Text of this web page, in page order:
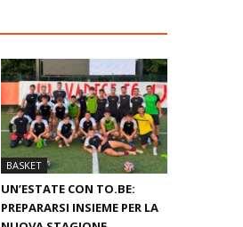
BASKET
UN’ESTATE CON TO.BE:
PREPARARSI INSIEME PER LA